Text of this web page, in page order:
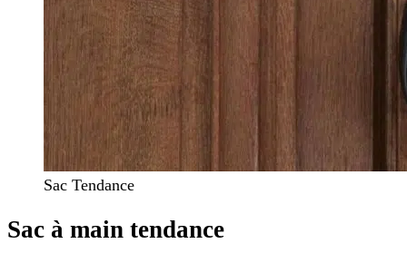
Sac Tendance
Sac à main tendance